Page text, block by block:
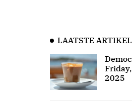
LAATSTE
2025